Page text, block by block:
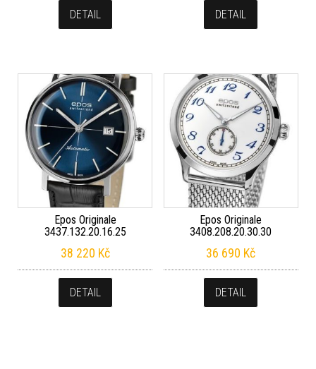
DETAIL DETAIL
Epos Originale
3437.132.20.16.25
38 220 Kč
DETAIL
Epos Originale
3408.208.20.30.30
36 690 Kč
DETAIL